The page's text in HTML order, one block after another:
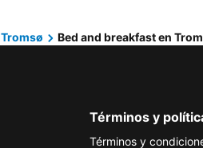
Tromsø Bed and breakfast en
Términos y
Términos y